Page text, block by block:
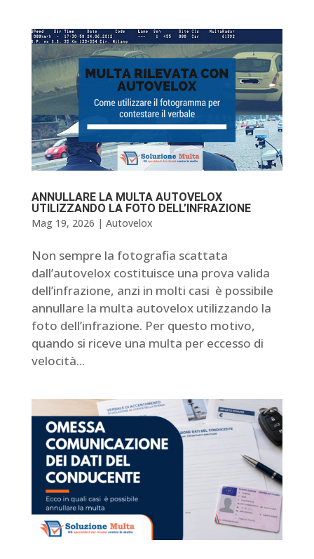
ANNULLARE LA MULTA AUTOVELOX
UTILIZZANDO LA FOTO DELL’INFRAZIONE
Mag 19, 2026 | Autovelox
Non sempre la fotografia scattata
dall’autovelox costituisce una prova valida
dell’infrazione, anzi in molti casi è possibile
annullare la multa autovelox utilizzando la
foto dell’infrazione. Per questo motivo,
quando si riceve una multa per eccesso di
velocità...